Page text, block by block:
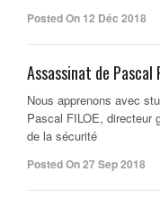
Posted On 12 Déc 2018
Assassinat de Pascal
Nous apprenons avec
Pascal FILOE, directeur
de la sécurité
Posted On 27 Sep 2018